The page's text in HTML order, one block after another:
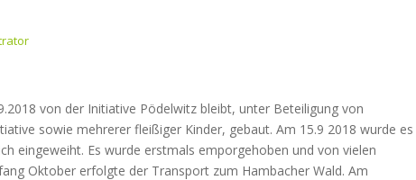
von der Initiative Pödelwitz bleibt, unter Beteiligung von
sowie mehrerer fleißiger Kinder, gebaut. Am 15.9 2018 wurde es
eingeweiht. Es wurde erstmals emporgehoben und von vielen
Oktober erfolgte der Transport zum Hambacher Wald. Am